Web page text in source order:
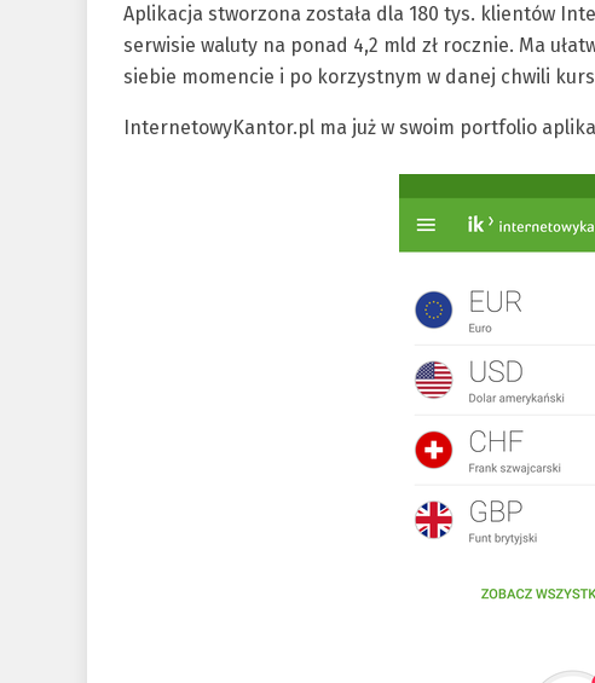
Aplikacja stworzona została dla 180 tys. klientów
serwisie waluty na ponad 4,2 mld zł rocznie. Ma
siebie momencie i po korzystnym w danej chwili
InternetowyKantor.pl ma już w swoim portfolio